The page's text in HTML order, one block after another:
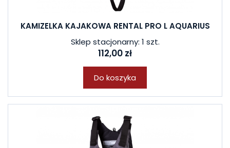
KAMIZELKA KAJAKOWA RENTAL PRO L AQUARIUS
Sklep stacjonarny: 1 szt.
112,00 zł
Do koszyka